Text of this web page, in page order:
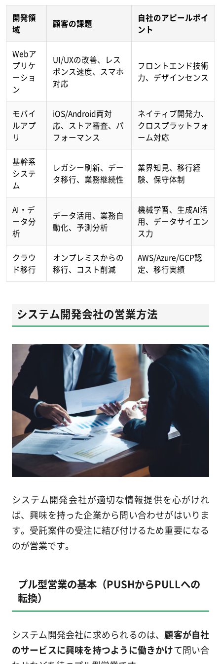
開発領
域
顧客の課題
自社のアピールポイ
ント
Webア
プリケ
ーショ
ン
UI/UXの改善、レス
ポンス速度、スマホ
対応
フロントエンド技術
力、デザインセンス
モバイ
ルアプ
リ
iOS/Android両対
応、ストア審査、パ
フォーマンス
ネイティブ開発力、
クロスプラットフォ
ーム対応
基幹系
システ
ム
レガシー刷新、デー
タ移行、業務継続性
業界知見、移行経
験、保守体制
AI・デ
ータ分
析
データ活用、業務自
動化、予測分析
機械学習、生成AI活
用、データサイエン
ス力
クラウ
ド移行
オンプレミスからの
移行、コスト削減
AWS/Azure/GCP認
定、移行実績
システム開発会社の営業方法
システム開発会社が適切な情報提供を心がけれ
ば、興味を持った企業から問い合わせがはいりま
す。受託案件の受注に結び付けるため重要になる
のが営業です。
プル型営業の基本（PUSHからPULLへの
転換）
システム開発会社に求められるのは、顧客が自社
のサービスに興味を持つように働きかけて問い合